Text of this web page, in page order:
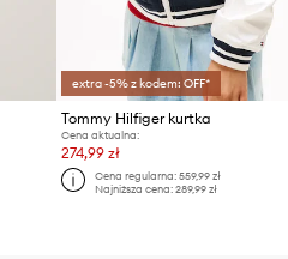
extra -5% z kodem: OFF*
Tommy Hilfiger kurtka
Cena aktualna:
274,99 zł
Cena regularna: 559,99 zł
Najniższa cena: 289,99 zł